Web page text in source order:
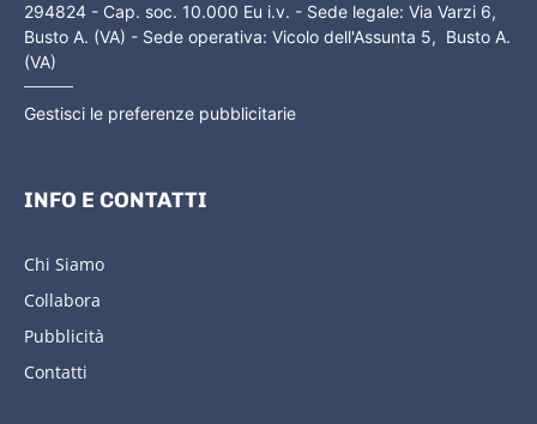
294824 - Cap. soc. 10.000 Eu i.v. - Sede legale: Via Varzi 6,
Busto A. (VA) - Sede operativa: Vicolo dell'Assunta 5, Busto A.
(VA)
Gestisci le preferenze pubblicitarie
INFO E CONTATTI
Chi Siamo
Collabora
Pubblicità
Contatti